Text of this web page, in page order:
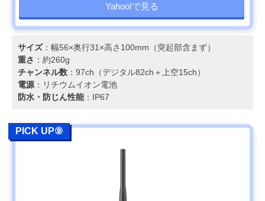
Yahoo!で見る
サイズ：幅56×奥行31×高さ100mm（突起部含まず）
重さ ：約260g
チャンネル数 ：97ch（デジタル82ch＋上空15ch）
電源 ：リチウムイオン電池
防水・防じん性能：IP67
PICK UP⑨